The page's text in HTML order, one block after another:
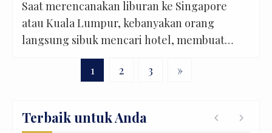
bukan sekadar tempat berburu foto cantik.
[…]
Saat merencanakan liburan ke Singapore
atau Kuala Lumpur, kebanyakan orang
langsung sibuk mencari hotel, membuat
daftar tempat wisata, atau menentukan
destinasi kuliner yang ingin dicoba. Semua
sering terlupakan, yaitu menyesuaikan
itinerary dengan jam kedatangan pesawat.
1 2 3 »
Terbaik untuk Anda